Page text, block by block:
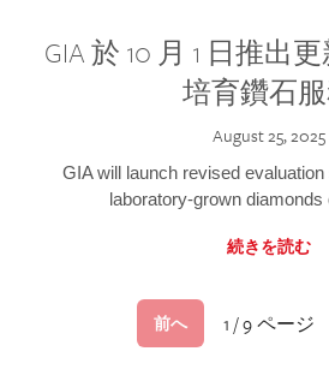
GIA 於 10 月 1 日推出
培育鑽石
August 25, 2025
GIA will launch revised
laboratory-grown diamonds
続きを読む
前へ 1 / 9 ページ